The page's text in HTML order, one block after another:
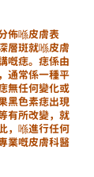
佈喺皮膚表
層斑就喺皮膚
嘅痣。痣係由
通常係一種平
無任何變化或
黑色素痣出現
有所改變，就
，喺進行任何
業嘅皮膚科醫